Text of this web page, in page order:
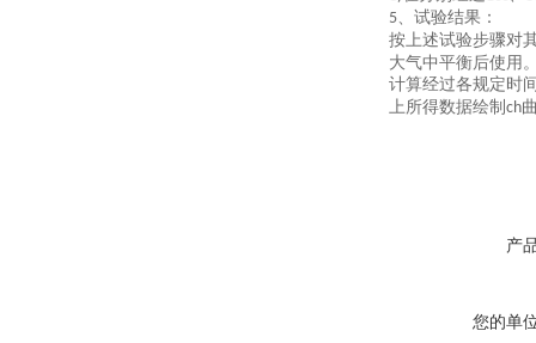
5、试验结果：
按上述试验步骤对
大气中平衡后使用
计算经过各规定时
上所得数据绘制 ch
产
您的单